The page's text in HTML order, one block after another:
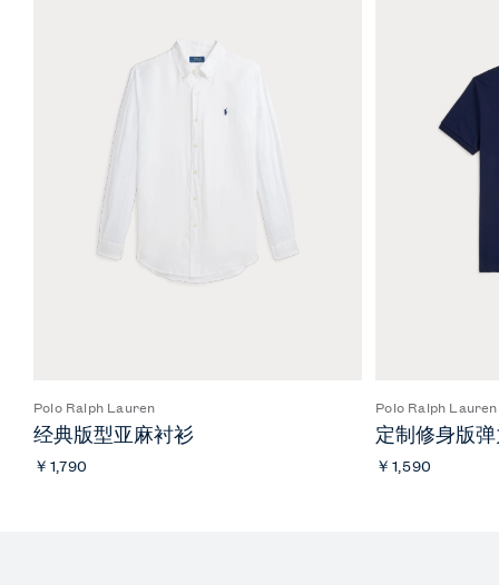
Polo Ralph Lauren
经典版型亚麻衬衫
￥1,790
Polo Ralph Lauren
定制修身版
￥1,590